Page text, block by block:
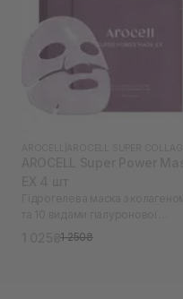
кислоти
1 025₴1 250₴